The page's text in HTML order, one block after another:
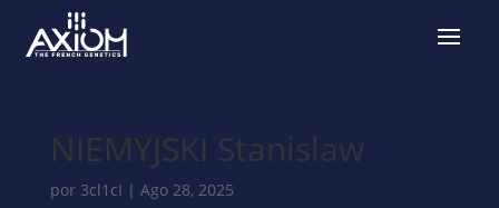
NIEMYJSKI Stanislaw
por 3cl1cI | Ago 28, 2025